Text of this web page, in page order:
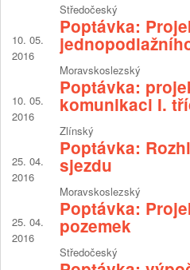
Středočeský
10. 05.
2016
Poptávka:
Moravskoslezský
10. 05.
2016
Poptávka:
komunikaci I.
Zlínský
25. 04.
2016
Poptávka:
sjezdu
Moravskoslezský
25. 04.
2016
Poptávka:
pozemek
Středočeský